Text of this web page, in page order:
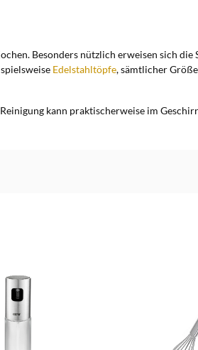
Besonders nützlich erweisen sich die
Edelstahltöpfe, sämtlicher
kann praktischerweise im